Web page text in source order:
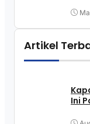
Artikel
Ini